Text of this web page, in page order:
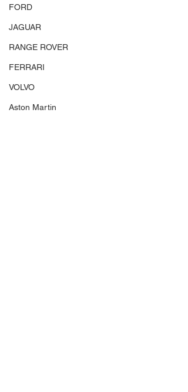
FORD
JAGUAR
RANGE ROVER
FERRARI
VOLVO
Aston Martin